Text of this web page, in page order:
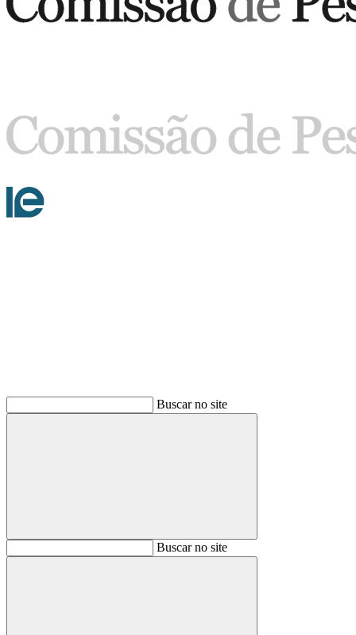
Buscar no site
BuscarBuscar no site